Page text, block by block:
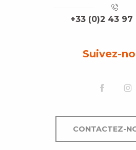
+33 (0)2 43 97
Suivez-
CONTACTEZ-